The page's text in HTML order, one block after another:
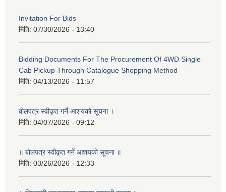
Invitation For Bids
मिति: 07/30/2026 - 13:40
Bidding Documents For The Procurement Of 4WD Single
Cab Pickup Through Catalogue Shopping Method
मिति: 04/13/2026 - 11:57
बोलपत्र स्वीकृत गर्ने आशयको सूचना ।
मिति: 04/07/2026 - 09:12
॥ बोलपत्र स्वीकृत गर्ने आशयको सूचना ॥
मिति: 03/26/2026 - 12:33